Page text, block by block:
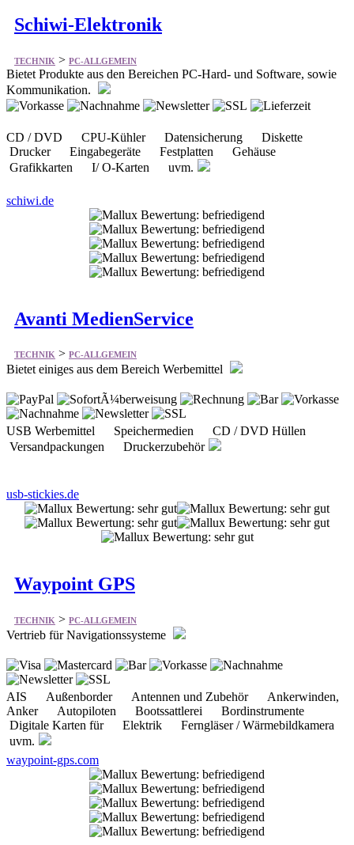
Schiwi-Elektronik
TECHNIK > PC-ALLGEMEIN
Bietet Produkte aus den Bereichen PC-Hard- und Software, sowie
Kommunikation.
CD / DVD CPU-Kühler Datensicherung Diskette
Drucker Eingabegeräte Festplatten Gehäuse
Grafikkarten I/ O-Karten uvm.
schiwi.de
Avanti MedienService
TECHNIK > PC-ALLGEMEIN
Bietet einiges aus dem Bereich Werbemittel
USB Werbemittel Speichermedien CD / DVD Hüllen
Versandpackungen Druckerzubehör
usb-stickies.de
Waypoint GPS
TECHNIK > PC-ALLGEMEIN
Vertrieb für Navigationssysteme
AIS Außenborder Antennen und Zubehör Ankerwinden,
Anker Autopiloten Bootssattlerei Bordinstrumente
Digitale Karten für Elektrik Ferngläser / Wärmebildkamera
uvm.
waypoint-gps.com